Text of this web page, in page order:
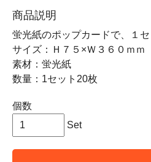
商品説明
蛍光紙のポップカードで、１セ
サイズ：Ｈ７５×Ｗ３６０ｍｍ
素材：蛍光紙
数量：1セット20枚
個数
Set